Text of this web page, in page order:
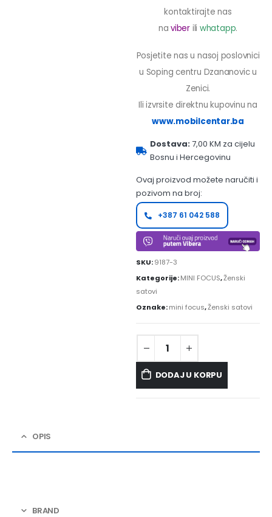
kontaktirajte nas
naviber ili whatapp.
Posjetite nas u nasoj poslovnici
u Soping centru Dzananovic u
Zenici.
Ili izvrsite direktnu kupovinu na
www.mobilcentar.ba
Dostava:7,00 KM za cijelu
Bosnu i Hercegovinu
Ovaj proizvod možete naručiti i
pozivom na broj:
+387 61 042 588
SKU:9187-3
Kategorije:MINI FOCUS,Ženski
satovi
Oznake:mini focus,Ženski satovi
DODAJ U KORPU
OPIS
BRAND